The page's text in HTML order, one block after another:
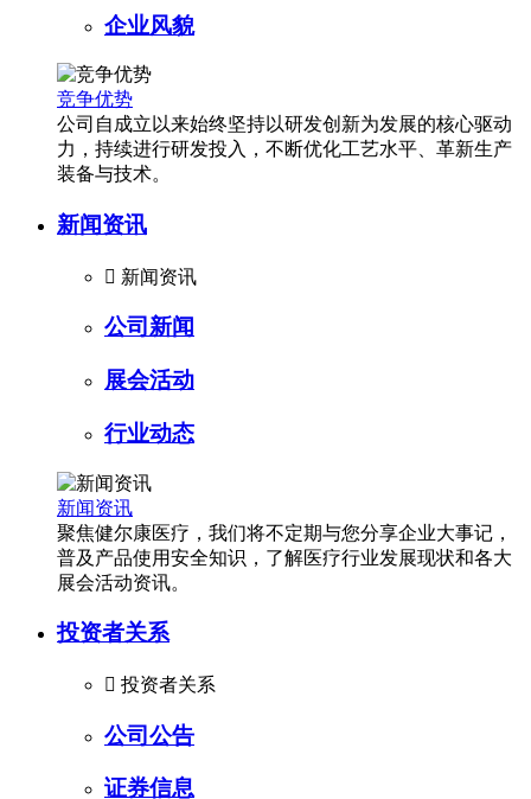
企业风貌
竞争优势
公司自成立以来始终坚持以研发创新为发展的核心驱动
力，持续进行研发投入，不断优化工艺水平、革新生产
装备与技术。
新闻资讯
 新闻资讯
公司新闻
展会活动
行业动态
新闻资讯
聚焦健尔康医疗，我们将不定期与您分享企业大事记，
普及产品使用安全知识，了解医疗行业发展现状和各大
展会活动资讯。
投资者关系
 投资者关系
公司公告
证券信息